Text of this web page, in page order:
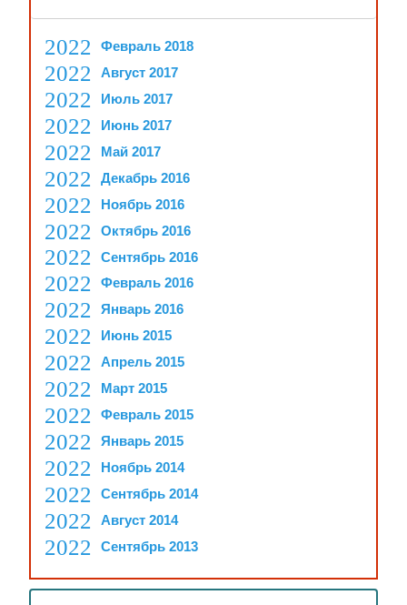
Февраль 2018
Август 2017
Июль 2017
Июнь 2017
Май 2017
Декабрь 2016
Ноябрь 2016
Октябрь 2016
Сентябрь 2016
Февраль 2016
Январь 2016
Июнь 2015
Апрель 2015
Март 2015
Февраль 2015
Январь 2015
Ноябрь 2014
Сентябрь 2014
Август 2014
Сентябрь 2013